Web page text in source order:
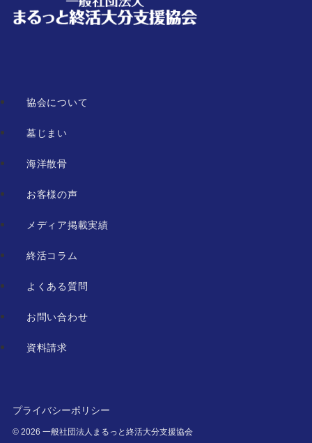
協会について
墓じまい
海洋散骨
お客様の声
メディア掲載実績
終活コラム
よくある質問
お問い合わせ
資料請求
©2026 一般社団法人まるっと終活大分支援協会
プライバシーポリシー